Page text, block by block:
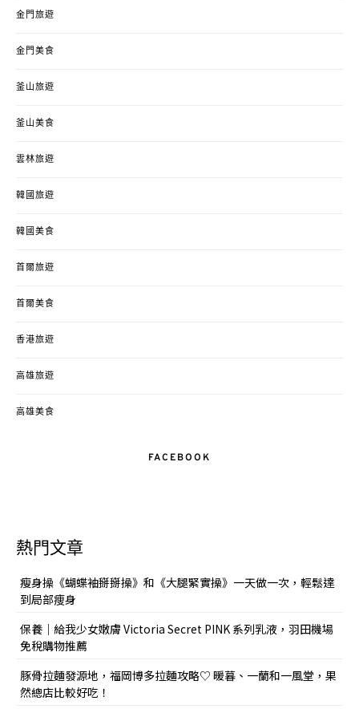
金門旅遊
金門美食
釜山旅遊
釜山美食
雲林旅遊
韓國旅遊
韓國美食
首爾旅遊
首爾美食
香港旅遊
高雄旅遊
高雄美食
FACEBOOK
熱門文章
瘦身操《蝴蝶袖掰掰操》和《大腿緊實操》一天做一次，輕鬆達
到局部痩身
保養｜給我少女嫩膚 Victoria Secret PINK 系列乳液，羽田機場
免稅購物推薦
豚骨拉麵發源地，福岡博多拉麵攻略♡ 暖暮、一蘭和一風堂，果
然總店比較好吃！